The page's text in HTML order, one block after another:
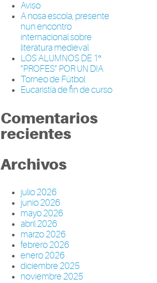
Aviso
A nosa escola, presente
nun encontro
internacional sobre
literatura medieval
LOS ALUMNOS DE 1º
“PROFES” POR UN DIA
Torneo de Fútbol
Eucaristía de fin de curso
Comentarios
recientes
Archivos
julio 2026
junio 2026
mayo 2026
abril 2026
marzo 2026
febrero 2026
enero 2026
diciembre 2025
noviembre 2025